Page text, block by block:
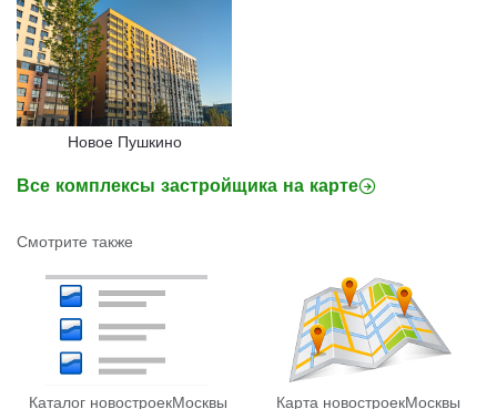
Новое Пушкино
Все комплексы застройщика на карте
Смотрите также
Каталог новостроекМосквы Карта новостроекМосквы